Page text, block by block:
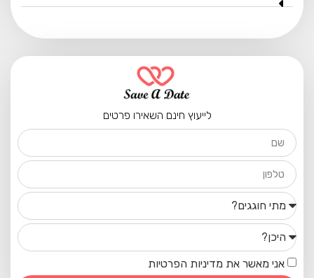
לייעוץ חינם השאירו פרטים
אני מאשר את מדיניות הפרטיות